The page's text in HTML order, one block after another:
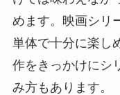
めます。映画シリ
単体で十分に楽し
作をきっかけにシ
み方もあります。